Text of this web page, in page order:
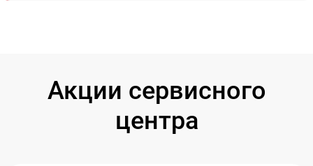
Акции сервисного
центра